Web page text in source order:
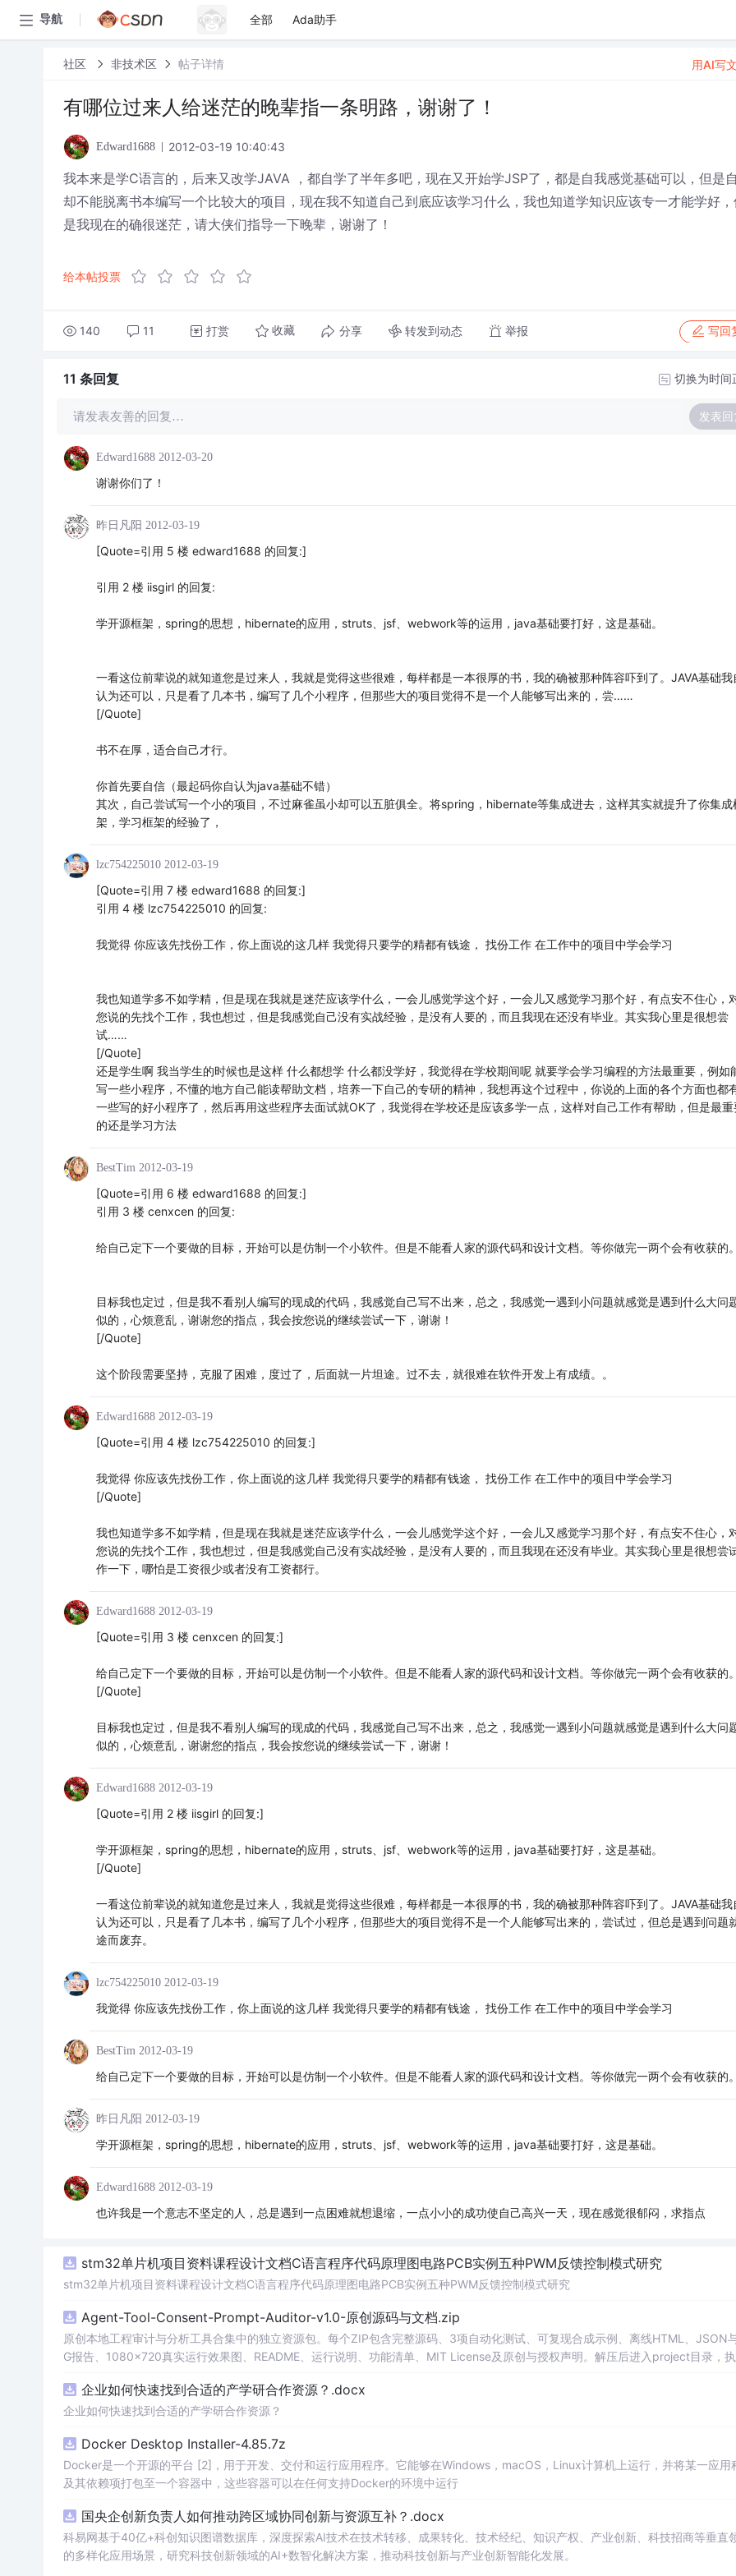
导航 全部 Ada助手
社区 非技术区 帖子详情
有哪位过来人给迷茫的晚辈指一条明路，谢谢了！
Edward1688 2012-03-19 10:40:43
我本来是学C语言的，后来又改学JAVA ，都自学了半年多吧，现在又开始学JSP了，都是自我感觉基础可以，但是
却不能脱离书本编写一个比较大的项目，现在我不知道自己到底应该学习什么，我也知道学知识应该专一才能学好，
是我现在的确很迷茫，请大侠们指导一下晚辈，谢谢了！
给本帖投票
140 11 打赏 收藏 分享 转发到动态 举报 写回
用AI写
11 条回复 切换为时间
请发表友善的回复… 发表回
Edward1688 2012-03-20
谢谢你们了！
昨日凡阳 2012-03-19
[Quote=引用 5 楼 edward1688 的回复:]
引用 2 楼 iisgirl 的回复:
学开源框架，spring的思想，hibernate的应用，struts、jsf、webwork等的运用，java基础要打好，这是基础。
一看这位前辈说的就知道您是过来人，我就是觉得这些很难，每样都是一本很厚的书，我的确被那种阵容吓到了。JAVA基础我
认为还可以，只是看了几本书，编写了几个小程序，但那些大的项目觉得不是一个人能够写出来的，尝……
[/Quote]
书不在厚，适合自己才行。
你首先要自信（最起码你自认为java基础不错）
其次，自己尝试写一个小的项目，不过麻雀虽小却可以五脏俱全。将spring，hibernate等集成进去，这样其实就提升了你集成
架，学习框架的经验了，
lzc754225010 2012-03-19
[Quote=引用 7 楼 edward1688 的回复:]
引用 4 楼 lzc754225010 的回复:
我觉得 你应该先找份工作，你上面说的这几样 我觉得只要学的精都有钱途， 找份工作 在工作中的项目中学会学习
我也知道学多不如学精，但是现在我就是迷茫应该学什么，一会儿感觉学这个好，一会儿又感觉学习那个好，有点安不住心，
您说的先找个工作，我也想过，但是我感觉自己没有实战经验，是没有人要的，而且我现在还没有毕业。其实我心里是很想尝
试……
[/Quote]
还是学生啊 我当学生的时候也是这样 什么都想学 什么都没学好，我觉得在学校期间呢 就要学会学习编程的方法最重要，例如
写一些小程序，不懂的地方自己能读帮助文档，培养一下自己的专研的精神，我想再这个过程中，你说的上面的各个方面也都
一些写的好小程序了，然后再用这些程序去面试就OK了，我觉得在学校还是应该多学一点，这样对自己工作有帮助，但是最重
的还是学习方法
BestTim 2012-03-19
[Quote=引用 6 楼 edward1688 的回复:]
引用 3 楼 cenxcen 的回复:
给自己定下一个要做的目标，开始可以是仿制一个小软件。但是不能看人家的源代码和设计文档。等你做完一两个会有收获的。
目标我也定过，但是我不看别人编写的现成的代码，我感觉自己写不出来，总之，我感觉一遇到小问题就感觉是遇到什么大问
似的，心烦意乱，谢谢您的指点，我会按您说的继续尝试一下，谢谢！
[/Quote]
这个阶段需要坚持，克服了困难，度过了，后面就一片坦途。过不去，就很难在软件开发上有成绩。。
Edward1688 2012-03-19
[Quote=引用 4 楼 lzc754225010 的回复:]
我觉得 你应该先找份工作，你上面说的这几样 我觉得只要学的精都有钱途， 找份工作 在工作中的项目中学会学习
[/Quote]
我也知道学多不如学精，但是现在我就是迷茫应该学什么，一会儿感觉学这个好，一会儿又感觉学习那个好，有点安不住心，
您说的先找个工作，我也想过，但是我感觉自己没有实战经验，是没有人要的，而且我现在还没有毕业。其实我心里是很想尝
作一下，哪怕是工资很少或者没有工资都行。
Edward1688 2012-03-19
[Quote=引用 3 楼 cenxcen 的回复:]
给自己定下一个要做的目标，开始可以是仿制一个小软件。但是不能看人家的源代码和设计文档。等你做完一两个会有收获的。
[/Quote]
目标我也定过，但是我不看别人编写的现成的代码，我感觉自己写不出来，总之，我感觉一遇到小问题就感觉是遇到什么大问
似的，心烦意乱，谢谢您的指点，我会按您说的继续尝试一下，谢谢！
Edward1688 2012-03-19
[Quote=引用 2 楼 iisgirl 的回复:]
学开源框架，spring的思想，hibernate的应用，struts、jsf、webwork等的运用，java基础要打好，这是基础。
[/Quote]
一看这位前辈说的就知道您是过来人，我就是觉得这些很难，每样都是一本很厚的书，我的确被那种阵容吓到了。JAVA基础我
认为还可以，只是看了几本书，编写了几个小程序，但那些大的项目觉得不是一个人能够写出来的，尝试过，但总是遇到问题
途而废弃。
lzc754225010 2012-03-19
我觉得 你应该先找份工作，你上面说的这几样 我觉得只要学的精都有钱途， 找份工作 在工作中的项目中学会学习
BestTim 2012-03-19
给自己定下一个要做的目标，开始可以是仿制一个小软件。但是不能看人家的源代码和设计文档。等你做完一两个会有收获的。
昨日凡阳 2012-03-19
学开源框架，spring的思想，hibernate的应用，struts、jsf、webwork等的运用，java基础要打好，这是基础。
Edward1688 2012-03-19
也许我是一个意志不坚定的人，总是遇到一点困难就想退缩，一点小小的成功使自己高兴一天，现在感觉很郁闷，求指点
stm32单片机项目资料课程设计文档C语言程序代码原理图电路PCB实例五种PWM反馈控制模式研究
stm32单片机项目资料课程设计文档C语言程序代码原理图电路PCB实例五种PWM反馈控制模式研究
Agent-Tool-Consent-Prompt-Auditor-v1.0-原创源码与文档.zip
原创本地工程审计与分析工具合集中的独立资源包。每个ZIP包含完整源码、3项自动化测试、可复现合成示例、离线HTML、JSON
G报告、1080×720真实运行效果图、README、运行说明、功能清单、MIT License及原创与授权声明。解压后进入project目录，执
源码、Logo、官方截图、论文、生产日志或其他受限素材。适合前端开发、AI应用工程、测试审计和课程实践。
企业如何快速找到合适的产学研合作资源？.docx
企业如何快速找到合适的产学研合作资源？
Docker Desktop Installer-4.85.7z
Docker是一个开源的平台 [2]，用于开发、交付和运行应用程序。它能够在Windows，macOS，Linux计算机上运行，并将某一应用
及其依赖项打包至一个容器中，这些容器可以在任何支持Docker的环境中运行
国央企创新负责人如何推动跨区域协同创新与资源互补？.docx
科易网基于40亿+科创知识图谱数据库，深度探索AI技术在技术转移、成果转化、技术经纪、知识产权、产业创新、科技招商等垂直
的多样化应用场景，研究科技创新领域的AI+数智化解决方案，推动科技创新与产业创新智能化发展。